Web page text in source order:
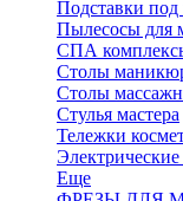
Подставки под
Пылесосы для
СПА
Столы
Столы
Стулья мастера
Тележки
Электрические
Еще